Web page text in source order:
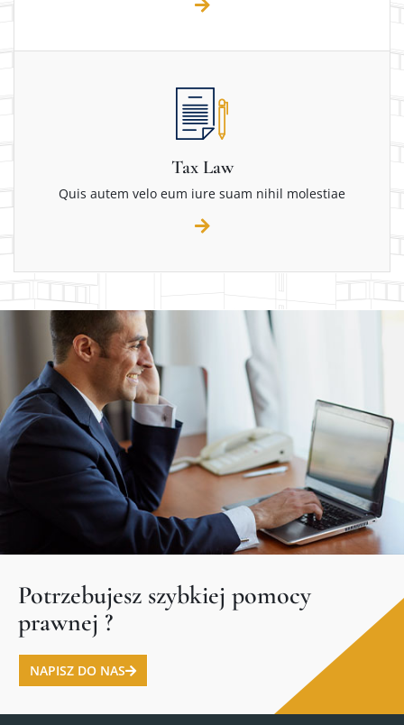
Tax Law
Quis autem velo eum iure suam nihil molestiae
Potrzebujesz szybkiej pomocy
prawnej ?
NAPISZ DO NAS